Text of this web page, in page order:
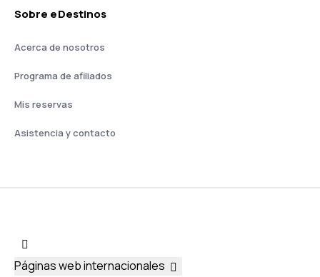
Sobre eDestinos
Acerca de nosotros
Programa de afiliados
Mis reservas
Asistencia y contacto
Páginas web internacionales